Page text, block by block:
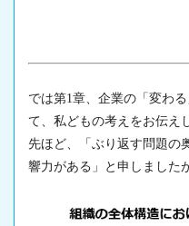
では第1章、企業の「変わ
て、私どもの考えをお伝え
先ほど、「ぶり返す問題の
響力がある」と申しました